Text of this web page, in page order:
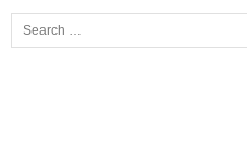
Search for: